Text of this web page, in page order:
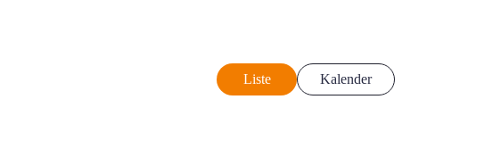
Liste Kalender